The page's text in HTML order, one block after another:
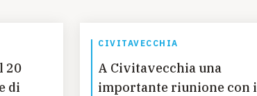
20
di
CIVITAVECCHIA
A Civitavecchia una
importante riunione con i